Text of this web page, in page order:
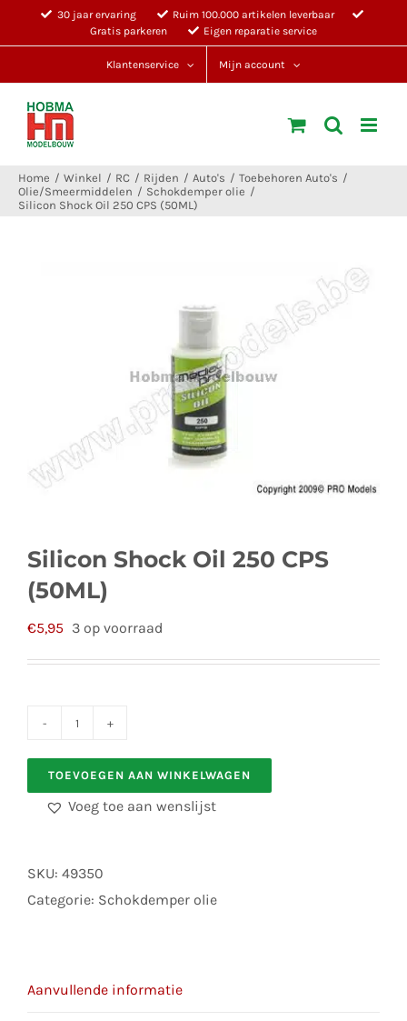
30 jaar ervaring
Ruim 100.000 artikelen leverbaar
Gratis parkeren
Eigen reparatie service
Klantenservice Mijn account
Home Winkel RC Rijden Auto's
Toebehoren Auto's
Olie/Smeermiddelen
Schokdemper olie
Silicon Shock Oil 250 CPS (50ML)
Silicon Shock Oil 250 CPS
(50ML)
€5,95 3 op voorraad
Shock
250
(50ML)
aantal
TOEVOEGEN AAN WINKELWAGEN
Voeg toe aan wenslijst
SKU: 49350
Categorie: Schokdemper olie
Aanvullende informatie